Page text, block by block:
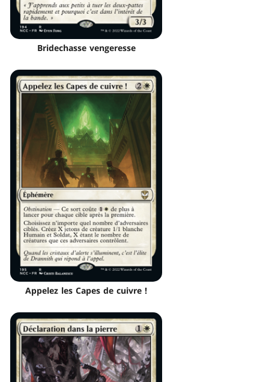
Bridechasse vengeresse
Appelez les Capes de cuivre !